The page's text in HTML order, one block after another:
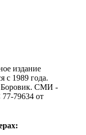
издание
с 1989 года.
CМИ -
79634 от